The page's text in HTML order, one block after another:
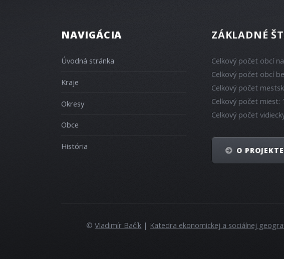
NAVIGÁCIA
Úvodná stránka
Kraje
Okresy
Obce
História
ZÁKLADNÉ
Celkový počet obcí
Celkový počet obcí
Celkový počet
Celkový počet miest:
Celkový počet
O PROJEKTE
©Vladimír Bačík | Katedra ekonomickej a sociálnej